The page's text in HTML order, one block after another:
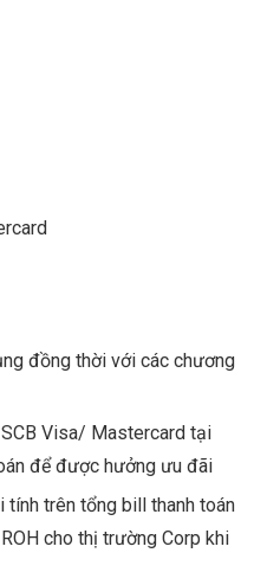
đồng thời với các chương
Visa/ Mastercard tại
để được hưởng ưu đãi
trên tổng bill thanh toán
cho thị trường Corp khi